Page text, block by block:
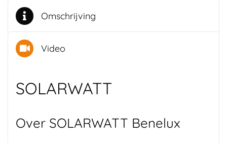
Omschrijving
Video
SOLARWATT
Over SOLARWATT Benelux